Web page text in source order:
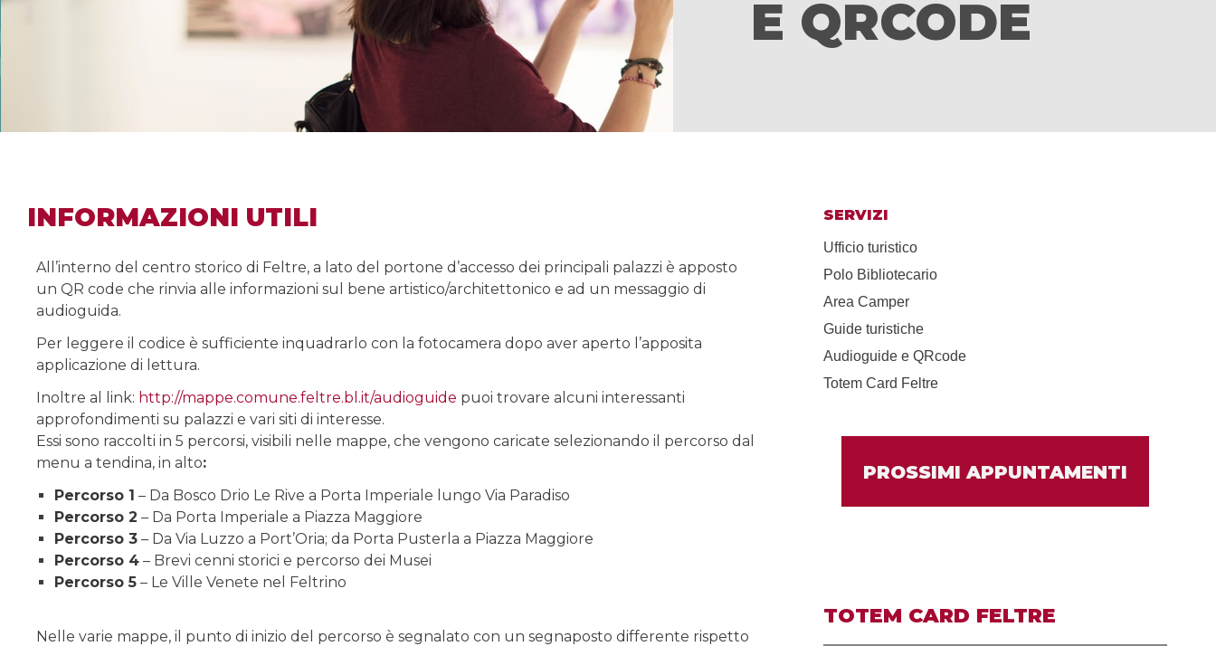
E QRCODE
INFORMAZIONI UTILI
All’interno del centro storico di Feltre, a lato del portone d’accesso dei principali palazzi è apposto
un QR code che rinvia alle informazioni sul bene artistico/architettonico e ad un messaggio di
audioguida.
Per leggere il codice è sufficiente inquadrarlo con la fotocamera dopo aver aperto l’apposita
applicazione di lettura.
Inoltre al link: http://mappe.comune.feltre.bl.it/audioguide puoi trovare alcuni interessanti
approfondimenti su palazzi e vari siti di interesse.
Essi sono raccolti in 5 percorsi, visibili nelle mappe, che vengono caricate selezionando il percorso dal
menu a tendina, in alto:
Percorso 1 – Da Bosco Drio Le Rive a Porta Imperiale lungo Via Paradiso
Percorso 2 – Da Porta Imperiale a Piazza Maggiore
Percorso 3 – Da Via Luzzo a Port’Oria; da Porta Pusterla a Piazza Maggiore
Percorso 4 – Brevi cenni storici e percorso dei Musei
Percorso 5 – Le Ville Venete nel Feltrino
Nelle varie mappe, il punto di inizio del percorso è segnalato con un segnaposto differente rispetto
SERVIZI
Ufficio turistico
Polo Bibliotecario
Area Camper
Guide turistiche
Audioguide e QRcode
Totem Card Feltre
PROSSIMI APPUNTAMENTI
TOTEM CARD FELTRE